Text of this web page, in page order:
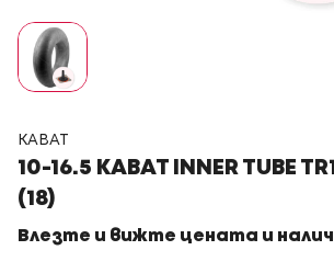
KABAT
10-16.5 KABAT INNER TUBE
(18)
Влезте и вижте цената и